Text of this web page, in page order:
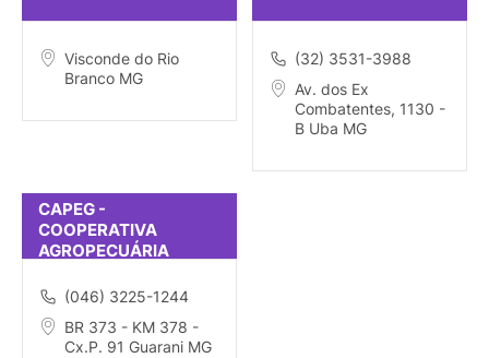
Visconde do Rio
Branco MG
(32) 3531-3988
Av. dos Ex
Combatentes, 1130 -
B Uba MG
CAPEG -
COOPERATIVA
AGROPECUÁRIA
(046) 3225-1244
BR 373 - KM 378 -
Cx.P. 91 Guarani MG